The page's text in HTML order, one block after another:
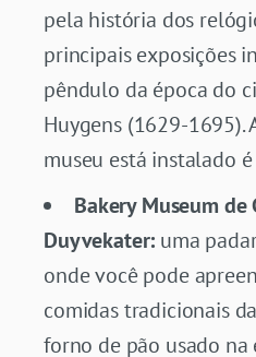
pela história dos
principais exposições
pêndulo da época do
Huygens (1629-1695).
museu está instalado
Bakery Museum de
Duyvekater: uma
onde você pode
comidas tradicionais
forno de pão usado